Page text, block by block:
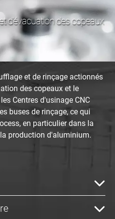
d'évacuation des copeaux
et de rinçage actionnés
des copeaux et le
Centres d'usinage CNC
buses de rinçage, ce qui
en particulier dans la
production d'aluminium.